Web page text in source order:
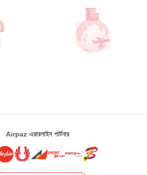
Airpaz এয়ারলাইন পার্টনার